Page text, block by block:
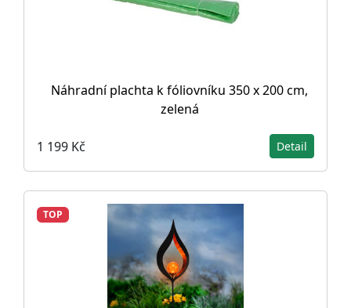
Náhradní plachta k fóliovníku 350 x 200 cm,
zelená
1 199 Kč Detail
TOP